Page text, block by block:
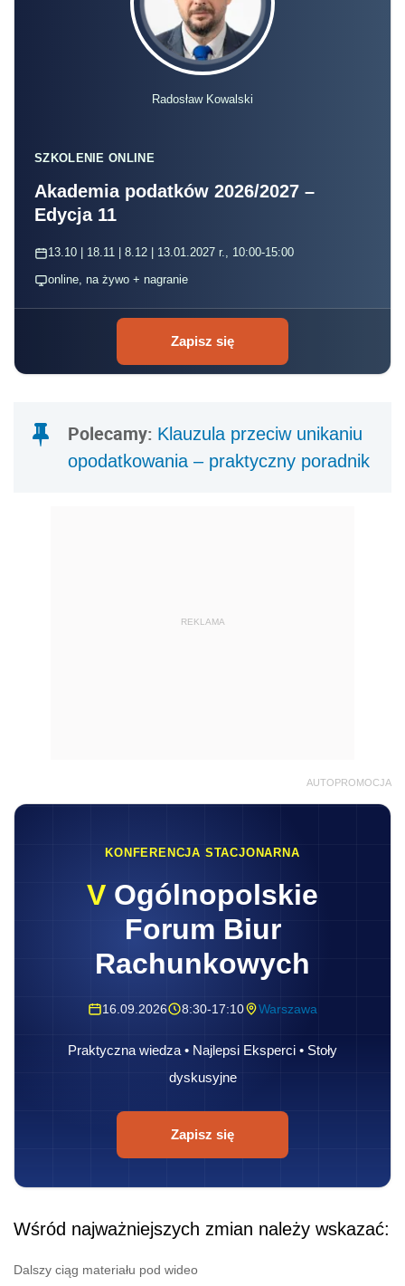
Radosław Kowalski
SZKOLENIE ONLINE
Akademia podatków 2026/2027 –
Edycja 11
13.10 | 18.11 | 8.12 | 13.01.2027 r., 10:00-15:00
online, na żywo + nagranie
Zapisz się
Polecamy: Klauzula przeciw unikaniu
opodatkowania – praktyczny poradnik
REKLAMA
AUTOPROMOCJA
KONFERENCJA STACJONARNA
V Ogólnopolskie
Forum Biur
Rachunkowych
16.09.2026 8:30-17:10 Warszawa
Praktyczna wiedza • Najlepsi Eksperci • Stoły
dyskusyjne
Zapisz się
Wśród najważniejszych zmian należy wskazać:
Dalszy ciąg materiału pod wideo